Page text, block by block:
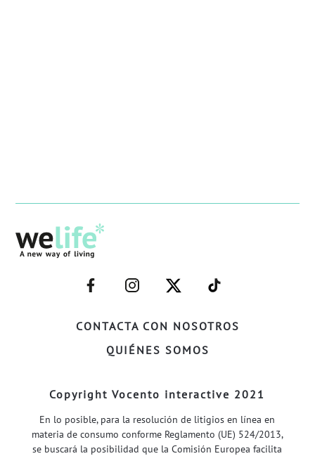
CONTACTA CON NOSOTROS
QUIÉNES SOMOS
–
FACEBOOK–
–
INSTAGRAM–
–
TWITTER–
–
WELIFE–
Copyright Vocento interactive 2021
En lo posible, para la resolución de litigios en línea en
materia de consumo conforme Reglamento (UE) 524/2013,
se buscará la posibilidad que la Comisión Europea facilita